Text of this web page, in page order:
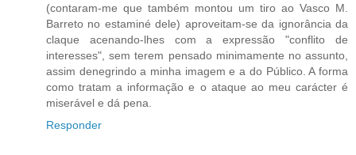
(contaram-me que também montou um tiro ao Vasco M.
Barreto no estaminé dele) aproveitam-se da ignorância da
claque acenando-lhes com a expressão "conflito de
interesses", sem terem pensado minimamente no assunto,
assim denegrindo a minha imagem e a do Público. A forma
como tratam a informação e o ataque ao meu carácter é
miserável e dá pena.
Responder